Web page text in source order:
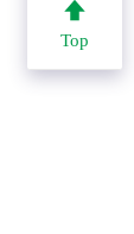
Top